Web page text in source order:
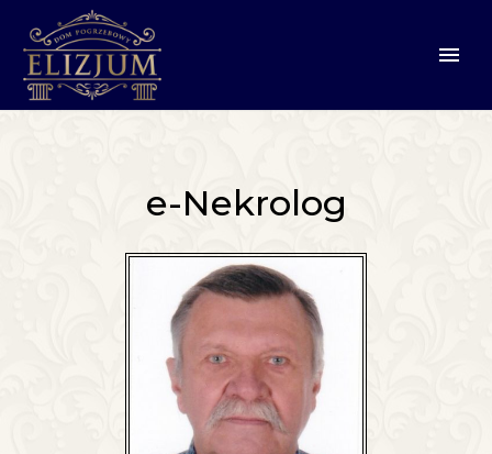
e-Nekrolog